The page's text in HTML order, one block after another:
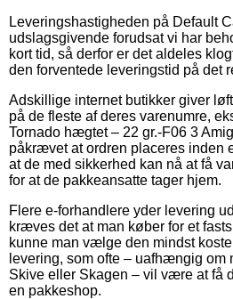
Leveringshastigheden på Default
udslagsgivende forudsat vi har
kort tid, så derfor er det aldeles
den forventede leveringstid på det
Adskillige internet butikker giver
på de fleste af deres varenumre,
Tornado hægtet – 22 gr.-F06 3
påkrævet at ordren placeres inden
at de med sikkerhed kan nå at få
for at de pakkeansatte tager hjem.
Flere e-forhandlere yder levering
kræves det at man køber for et
kunne man vælge den mindst
levering, som ofte – uafhængig om
Skive eller Skagen – vil være at få
en pakkeshop.